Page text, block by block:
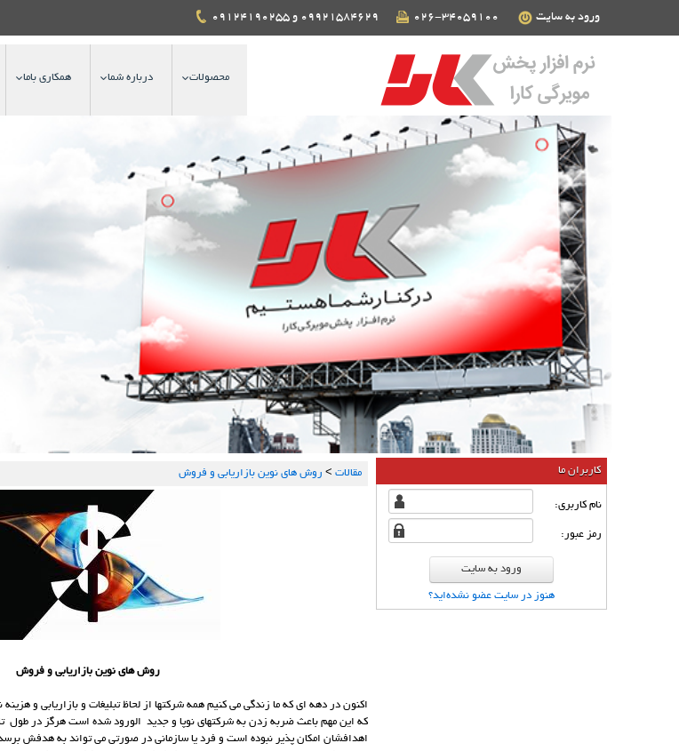
ورود به سایت
محصولات درباره شما همکاری باما
کاربران ما
نام كاربری:
رمز عبور:
هنوز در سایت عضو نشده‌اید؟
مقالات> روش های نوین بازاریابی و فروش
روش های نوین بازاریابی و فروش
اکنون در دهه ای که ما زندگی می کنیم همه شرکتها از لحاظ تبلیغات و بازاریابی و
که این مهم باعث ضربه زدن به شرکتهای نوپا و جدید الورود شده است هرگز در طول
اهدافشان امکان پذیر نبوده است و فرد یا سازمانی در صورتی می تواند به هدفش